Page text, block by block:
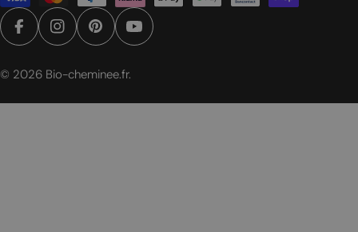
de
paiement
FacebookInstagramPinterestYouTube
© 2026 Bio-cheminee.fr.